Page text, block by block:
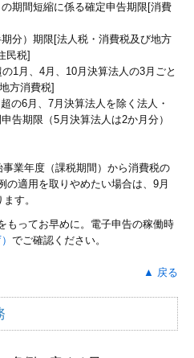
期間短縮に係る確定申告期限[消費
分）期限[法人税・消費税及び地方
民税]
1月、4月、10月決算法人の3月ごと
方消費税]
の6月、7月決算法人を除く法人・
告期限（5月決算法人は2か月分）
事業年度（課税期間）から消費税の
の適用を取りやめたい場合は、9月
す。
ってお早めに。電子申告の稼働時
でご確認ください。
▲ 戻る